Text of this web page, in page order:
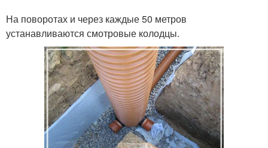
На поворотах и через каждые 50 метров
устанавливаются смотровые колодцы.